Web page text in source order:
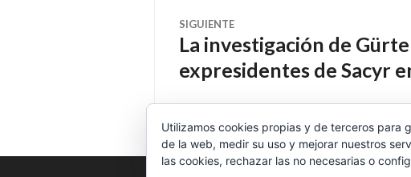
entradas
SIGUIENTE
Entrada
siguiente:
La investigación de
expresidentes de Sacyr
Utilizamos cookies propias y de terceros para
de la web, medir su uso y mejorar nuestros
las cookies, rechazar las no necesarias o